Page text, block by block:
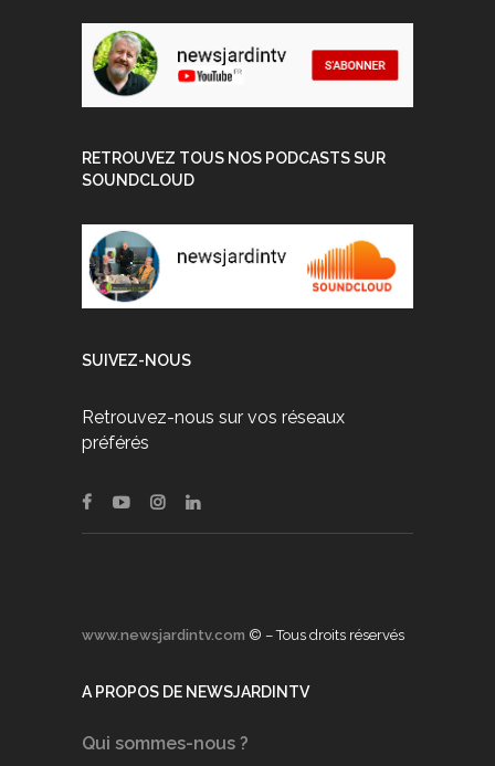
RETROUVEZ TOUS NOS PODCASTS SUR
SOUNDCLOUD
SUIVEZ-NOUS
Retrouvez-nous sur vos réseaux
préférés
www.newsjardintv.com © – Tous droits réservés
A PROPOS DE NEWSJARDINTV
Qui sommes-nous ?